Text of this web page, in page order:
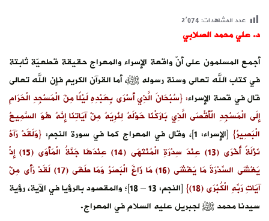
عدد المشاهدات:2٬074
د. علي محمد الصلابي
أجمع المسلمون على أنّ واقعة الإسراء والمعراج حقيقة قطعيّة ثابتة
في كتاب الله تعالى وسنة رسوله ﷺ، أما القرآن الكريم فإن الله تعالى
قال في قصة الإسراء: {سُبْحَانَ الَّذِي أَسْرَى بِعَبْدِهِ لَيْلًا مِنَ الْمَسْجِدِ الْحَرَامِ
إِلَى الْمَسْجِدِ الْأَقْصَى الَّذِي بَارَكْنَا حَوْلَهُ لِنُرِيَهُ مِنْ آيَاتِنَا إِنَّهُ هُوَ السَّمِيعُ
الْبَصِيرُ} [الإسراء: 1]، وقال في المعراج كما في سورة النجم:
{وَلَقَدْ رَآهُ
نَزْلَةً أُخْرَى (13) عِنْدَ سِدْرَةِ الْمُنْتَهَى (14) عِنْدَهَا جَنَّةُ الْمَأْوَى (15) إِذْ
يَغْشَى السِّدْرَةَ مَا يَغْشَى (16) مَا زَاغَ الْبَصَرُ وَمَا طَغَى (17) لَقَدْ رَأَى مِنْ
آيَاتِ رَبِّهِ الْكُبْرَى (18)}
[النجم: 13 – 18]؛ والمقصود بالرؤيا في الآية، رؤية
سيدنا محمد ﷺ لجبريل عليه السلام في المعراج.